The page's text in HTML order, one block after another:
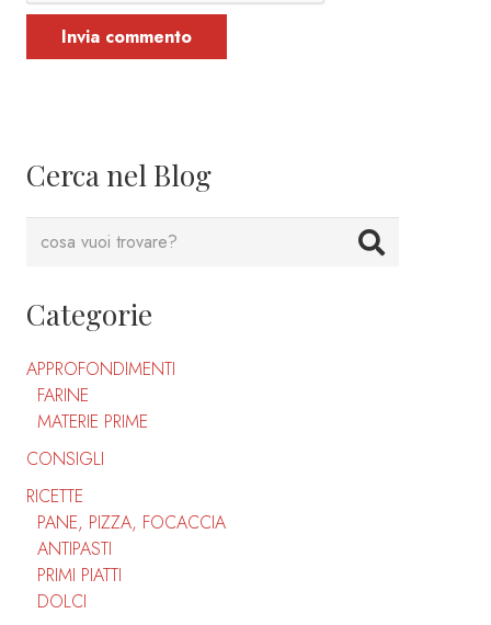
Cerca nel Blog
Categorie
APPROFONDIMENTI
FARINE
MATERIE PRIME
CONSIGLI
RICETTE
PANE, PIZZA, FOCACCIA
ANTIPASTI
PRIMI PIATTI
DOLCI
Invia commento